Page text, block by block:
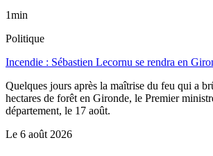
1min
Politique
Incendie : Sébastien Lecornu se rendra en
Quelques jours après la maîtrise du feu qui a
hectares de forêt en Gironde, le Premier
département, le 17 août.
Le 6 août 2026